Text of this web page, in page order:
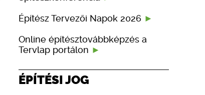
Építész Tervezői Napok 2026
Online építésztovábbképzés a
Tervlap portálon
ÉPÍTÉSI JOG